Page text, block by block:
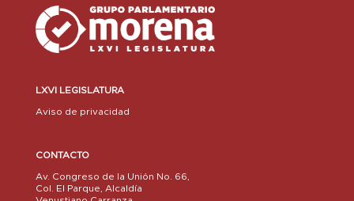
LXVI LEGISLATURA
Aviso de privacidad
CONTACTO
Av. Congreso de la Unión No. 66,
Col. El Parque, Alcaldía